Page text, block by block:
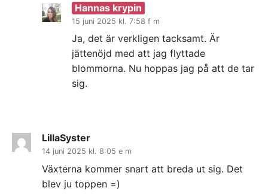
Hannas krypin
15 juni 2025 kl. 7:58 f m
Ja, det är verkligen tacksamt. Är
jättenöjd med att jag flyttade
blommorna. Nu hoppas jag på att de tar
sig.
LillaSyster
14 juni 2025 kl. 8:05 e m
Växterna kommer snart att breda ut sig. Det
blev ju toppen =)